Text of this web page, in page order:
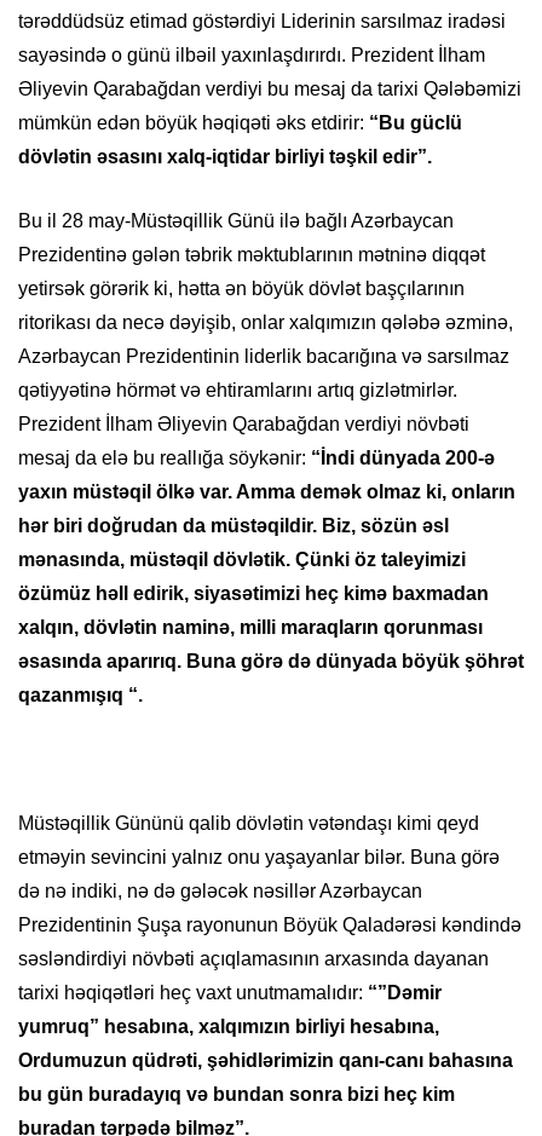
tərəddüdsüz etimad göstərdiyi Liderinin sarsılmaz iradəsi
sayəsində o günü ilbəil yaxınlaşdırırdı. Prezident İlham
Əliyevin Qarabağdan verdiyi bu mesaj da tarixi Qələbəmizi
mümkün edən böyük həqiqəti əks etdirir: “Bu güclü
dövlətin əsasını xalq-iqtidar birliyi təşkil edir”.
Bu il 28 may-Müstəqillik Günü ilə bağlı Azərbaycan
Prezidentinə gələn təbrik məktublarının mətninə diqqət
yetirsək görərik ki, hətta ən böyük dövlət başçılarının
ritorikası da necə dəyişib, onlar xalqımızın qələbə əzminə,
Azərbaycan Prezidentinin liderlik bacarığına və sarsılmaz
qətiyyətinə hörmət və ehtiramlarını artıq gizlətmirlər.
Prezident İlham Əliyevin Qarabağdan verdiyi növbəti
mesaj da elə bu reallığa söykənir: “İndi dünyada 200-ə
yaxın müstəqil ölkə var. Amma demək olmaz ki, onların
hər biri doğrudan da müstəqildir. Biz, sözün əsl
mənasında, müstəqil dövlətik. Çünki öz taleyimizi
özümüz həll edirik, siyasətimizi heç kimə baxmadan
xalqın, dövlətin naminə, milli maraqların qorunması
əsasında aparırıq. Buna görə də dünyada böyük şöhrət
qazanmışıq “.
Müstəqillik Gününü qalib dövlətin vətəndaşı kimi qeyd
etməyin sevincini yalnız onu yaşayanlar bilər. Buna görə
də nə indiki, nə də gələcək nəsillər Azərbaycan
Prezidentinin Şuşa rayonunun Böyük Qaladərəsi kəndində
səsləndirdiyi növbəti açıqlamasının arxasında dayanan
tarixi həqiqətləri heç vaxt unutmamalıdır: “”Dəmir
yumruq” hesabına, xalqımızın birliyi hesabına,
Ordumuzun qüdrəti, şəhidlərimizin qanı-canı bahasına
bu gün buradayıq və bundan sonra bizi heç kim
buradan tərpədə bilməz”.